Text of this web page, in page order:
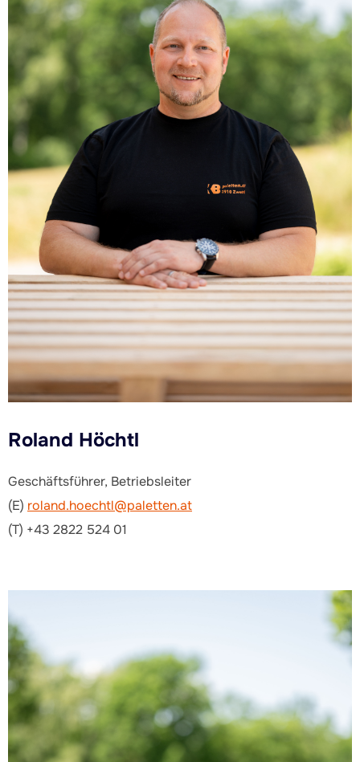
Roland Höchtl
Geschäftsführer, Betriebsleiter
(E) roland.hoechtl@paletten.at
(T) +43 2822 524 01